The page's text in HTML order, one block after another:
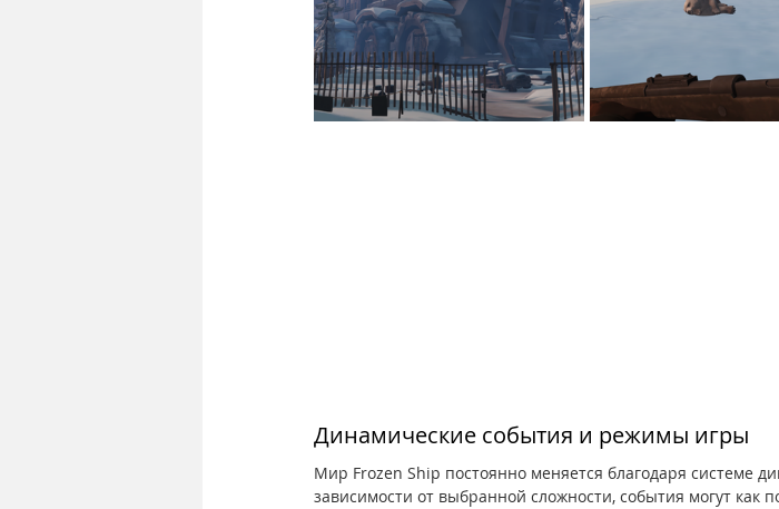
Динамические события и режимы игры
Мир Frozen Ship постоянно меняется благодаря системе
зависимости от выбранной сложности, события могут как